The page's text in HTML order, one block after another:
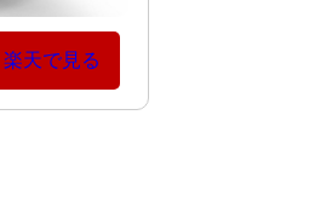
楽天で見る